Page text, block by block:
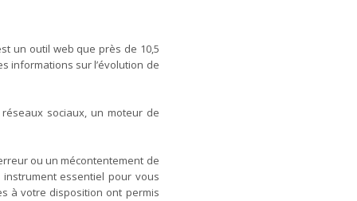
un outil web que près de 10,5
informations sur l’évolution de
sociaux, un moteur de
ou un mécontentement de
essentiel pour vous
à votre disposition ont permis